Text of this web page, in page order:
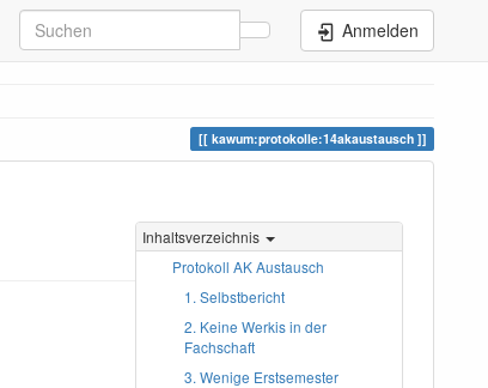
Anmelden
kawum:protokolle:14akaustausch
Inhaltsverzeichnis
Protokoll AK Austausch
1. Selbstbericht
2. Keine Werkis in der
Fachschaft
3. Wenige Erstsemester